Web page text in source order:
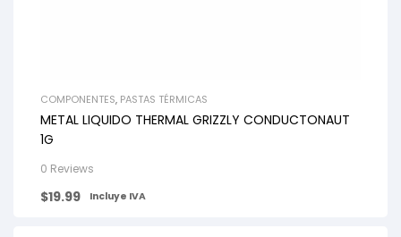
COMPONENTES, PASTAS TÉRMICAS
METAL LIQUIDO THERMAL GRIZZLY CONDUCTONAUT
1G
0 Reviews
$19.99 Incluye IVA